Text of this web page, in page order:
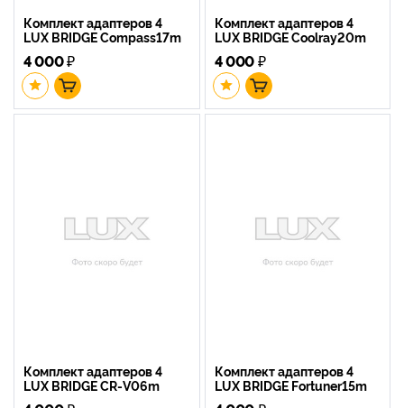
Комплект адаптеров 4
LUX BRIDGE Compass17m
4 000₽
Комплект адаптеров 4
LUX BRIDGE Coolray20m
4 000₽
Комплект адаптеров 4
LUX BRIDGE CR-V06m
Комплект адаптеров 4
LUX BRIDGE Fortuner15m